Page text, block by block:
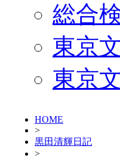
総合
東京
東京
HOME
>
黒田清輝日記
>